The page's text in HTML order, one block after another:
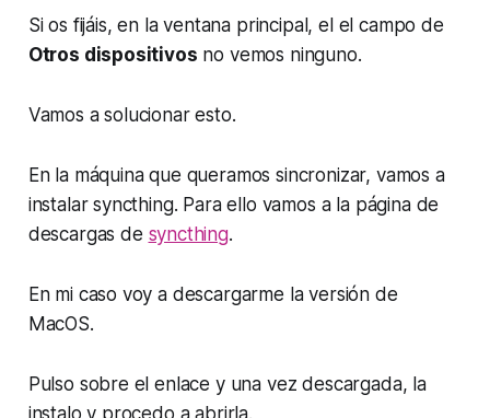
Si os fijáis, en la ventana principal, el el campo de
Otros dispositivos no vemos ninguno.
Vamos a solucionar esto.
En la máquina que queramos sincronizar, vamos a
instalar syncthing. Para ello vamos a la página de
descargas de syncthing.
En mi caso voy a descargarme la versión de
MacOS.
Pulso sobre el enlace y una vez descargada, la
instalo y procedo a abrirla.